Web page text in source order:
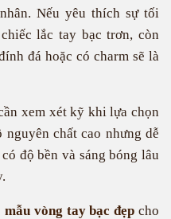
Nếu yêu thích sự tối
lắc tay bạc trơn, còn
đá hoặc có charm sẽ là
xem xét kỹ khi lựa chọn
chất cao nhưng dễ
độ bền và sáng bóng lâu
mẫu vòng tay bạc đẹp cho